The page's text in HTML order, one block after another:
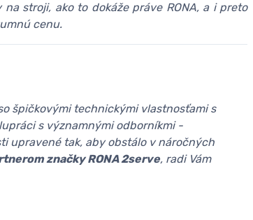
stroji, ako to dokáže práve RONA, a i preto
cenu.
špičkovými technickými vlastnosťami s
s významnými odborníkmi -
upravené tak, aby obstálo v náročných
značky RONA 2serve, radi Vám